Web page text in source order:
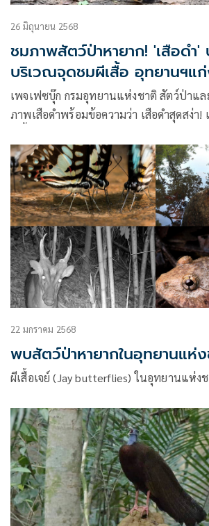
26 มิถุนายน 2568
ชมภาพสัตว์ป่าหายาก! 'เสือดำ'
บริเวณจุดชมผีเสื้อ อุทยานฯแก่
เพจเฟซบุ๊ก กรมอุทยานแห่งชาติ สัตว์ป่าแ
ภาพเสือดำพร้อมข้อความว่า เสือดำสุดสง่า!
ผีเสื้อ
22 มกราคม 2568
พบสัตว์ป่าหายากในอุทยานแห่
ผีเสื้อเจย์ (Jay butterflies) ในอุทยานแห่ง